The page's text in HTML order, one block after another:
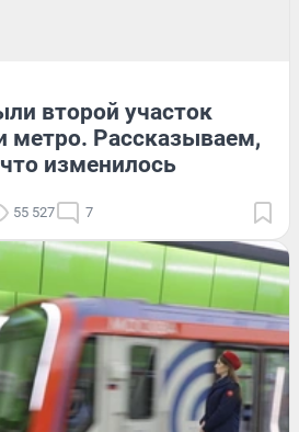
второй участок
метро. Рассказываем,
изменилось
55 527 7